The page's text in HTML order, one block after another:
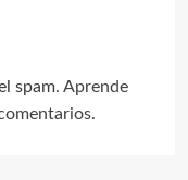
spam. Aprende